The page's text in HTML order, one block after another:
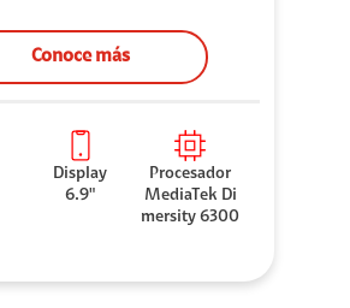
Conoce más
Display
6.9"
Procesador
MediaTek Di
mersity 6300